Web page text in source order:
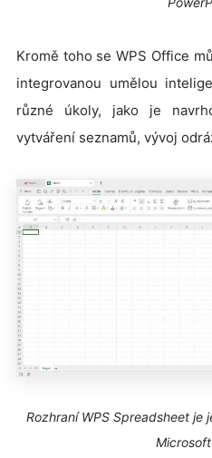
Kromě toho se WPS Office
integrovanou umělou
různé úkoly, jako je
vytváření seznamů, vývoj
Rozhraní WPS Spreadsheet je